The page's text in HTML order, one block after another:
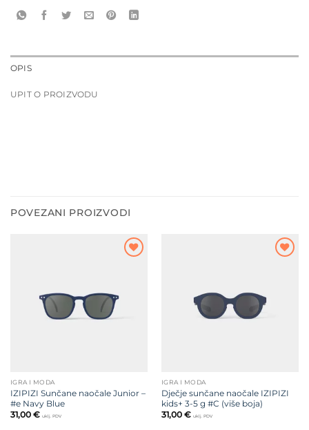
OPIS
UPIT O PROIZVODU
POVEZANI PROIZVODI
IGRA I MODA
IZIPIZI Sunčane naočale Junior –
#e Navy Blue
31,00 € uklj. PDV
IGRA I MODA
Dječje sunčane naočale IZIPIZI
kids+ 3-5 g #C (više boja)
31,00 € uklj. PDV